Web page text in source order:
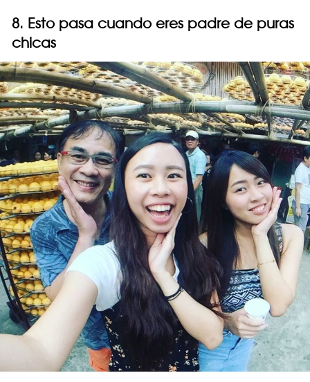
8. Esto pasa cuando eres padre de puras
chicas